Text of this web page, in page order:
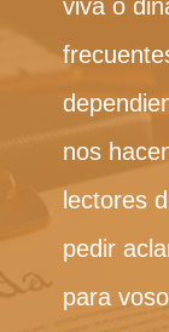
viva o
nos
lectores
pedir
para